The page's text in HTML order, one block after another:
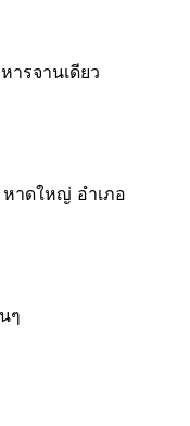
ารจานเดียว
าดใหญ่ อำเภอ
ๆ